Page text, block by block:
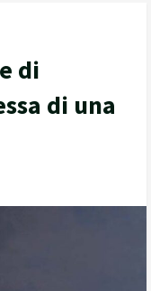
di
di una